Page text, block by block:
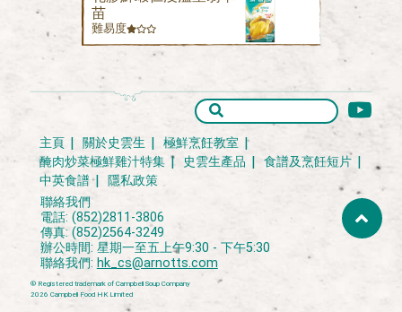
苗
難易度
® Registered trademark of Campbell Soup Company
2026 Campbell Food HK Limited
主頁 關於史雲生
極鮮烹飪教室
醃肉炒菜極鮮雞汁特集
史雲生產品
食譜及烹飪短片
中英食譜
隱私政策
聯絡我們
電話: (852)2811-3806
傳真: (852)2564-3249
辦公時間: 星期一至五上午9:30 - 下午5:30
聯絡我們: hk_cs@arnotts.com